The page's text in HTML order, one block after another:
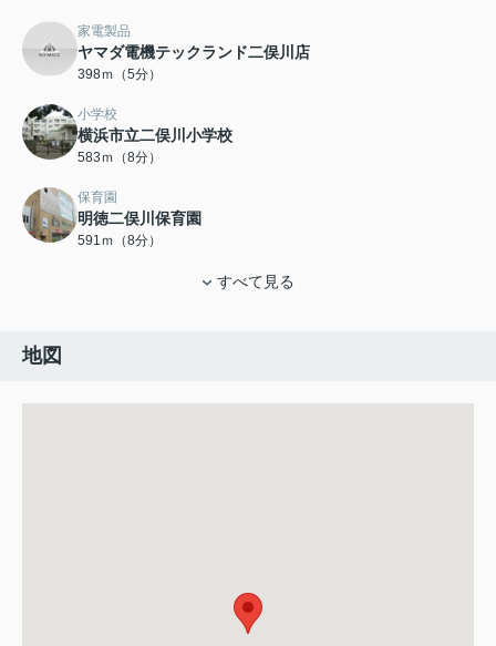
家電製品
ヤマダ電機テックランド二俣川店
398ｍ（5分）
小学校
横浜市立二俣川小学校
583ｍ（8分）
保育園
明徳二俣川保育園
591ｍ（8分）
すべて見る
地図